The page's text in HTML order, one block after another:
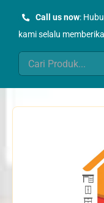
Call us now:
kami selalu
Search
for: